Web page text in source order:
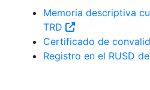
Memoria descriptiva
TRD
Certificado de
Registro en el RUSD